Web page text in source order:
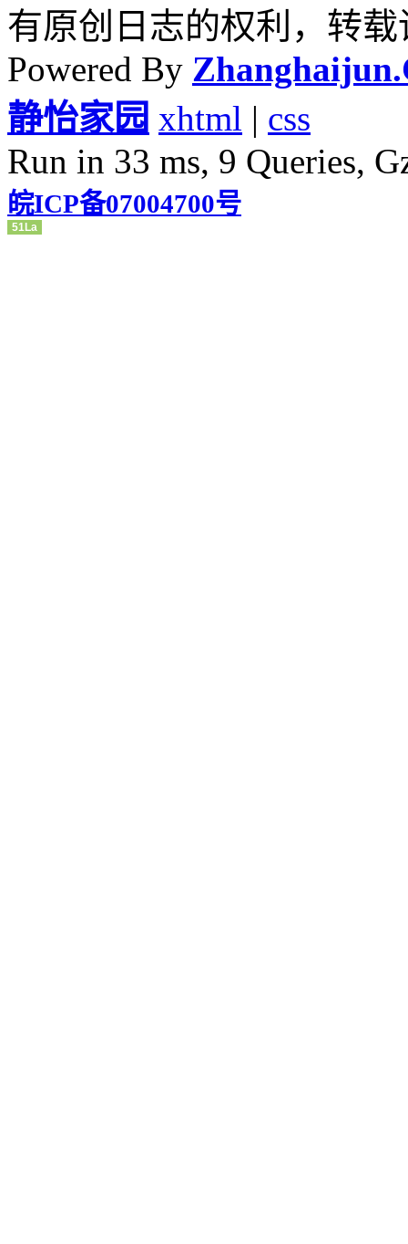
有原创日志的权利，转
Powered By
静怡家园 xhtml | css
Run in 33 ms, 9 Queries,
皖ICP备07004700号
51La